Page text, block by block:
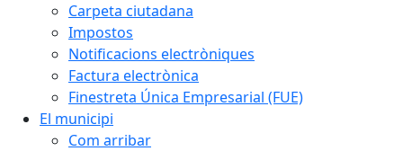
Carpeta ciutadana
Impostos
Notificacions electròniques
Factura electrònica
Finestreta Única Empresarial (FUE)
El municipi
Com arribar